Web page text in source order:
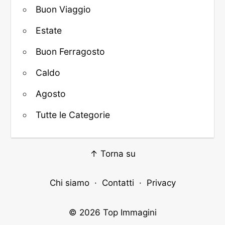
Buon Viaggio
Estate
Buon Ferragosto
Caldo
Agosto
Tutte le Categorie
↑ Torna su
Chi siamo· Contatti · Privacy
© 2026 Top Immagini